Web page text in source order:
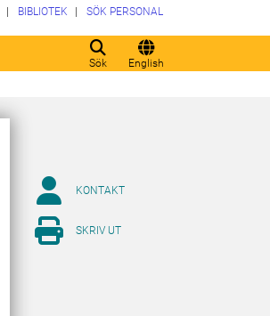
Sök English
BIBLIOTEK SÖK PERSONAL
KONTAKT
SKRIV UT